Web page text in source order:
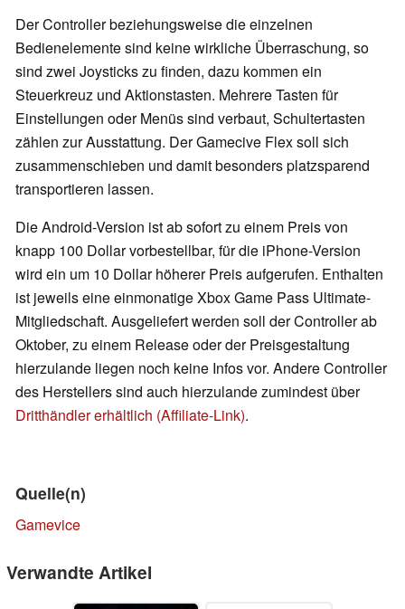
Der Controller beziehungsweise die einzelnen
Bedienelemente sind keine wirkliche Überraschung, so
sind zwei Joysticks zu finden, dazu kommen ein
Steuerkreuz und Aktionstasten. Mehrere Tasten für
Einstellungen oder Menüs sind verbaut, Schultertasten
zählen zur Ausstattung. Der Gamecive Flex soll sich
zusammenschieben und damit besonders platzsparend
transportieren lassen.
Die Android-Version ist ab sofort zu einem Preis von
knapp 100 Dollar vorbestellbar, für die iPhone-Version
wird ein um 10 Dollar höherer Preis aufgerufen. Enthalten
ist jeweils eine einmonatige Xbox Game Pass Ultimate-
Mitgliedschaft. Ausgeliefert werden soll der Controller ab
Oktober, zu einem Release oder der Preisgestaltung
hierzulande liegen noch keine Infos vor. Andere Controller
des Herstellers sind auch hierzulande zumindest über
Dritthändler erhältlich (Affiliate-Link).
Quelle(n)
Gamevice
Verwandte Artikel